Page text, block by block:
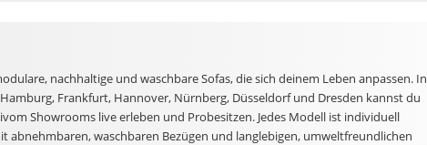
nachhaltige und waschbare Sofas, die sich deinem Leben anpassen. In
Frankfurt, Hannover, Nürnberg, Düsseldorf und Dresden kannst du
Showrooms live erleben und Probesitzen. Jedes Modell ist individuell
abnehmbaren, waschbaren Bezügen und langlebigen, umweltfreundlichen